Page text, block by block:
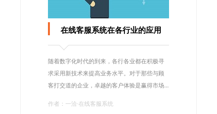
在线客服系统在各行业的应用
随着数字化时代的到来，各行各业都在积极寻
求采用新技术来提高业务水平。对于那些与顾
客打交道的企业，卓越的客户体验是赢得市场
代客户服务的主要方式之一，在各行业得到越
作者：一洽·在线客服系统